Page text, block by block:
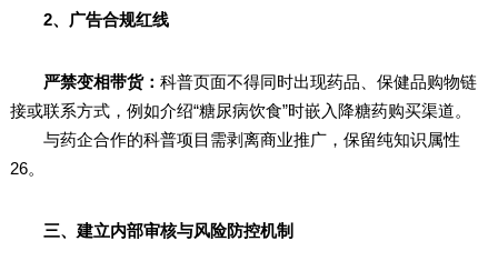
2、广告合规红线
严禁变相带货： 科普页面不得同时出现药品、保健品购物链
接或联系方式，例如介绍“糖尿病饮食”时嵌入降糖药购买渠道。
与药企合作的科普项目需剥离商业推广，保留纯知识属性
26。
三、建立内部审核与风险防控机制